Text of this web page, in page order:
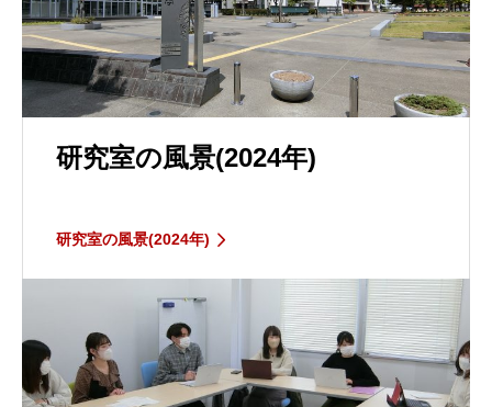
研究室の風景(2024年)
研究室の風景(2024年)